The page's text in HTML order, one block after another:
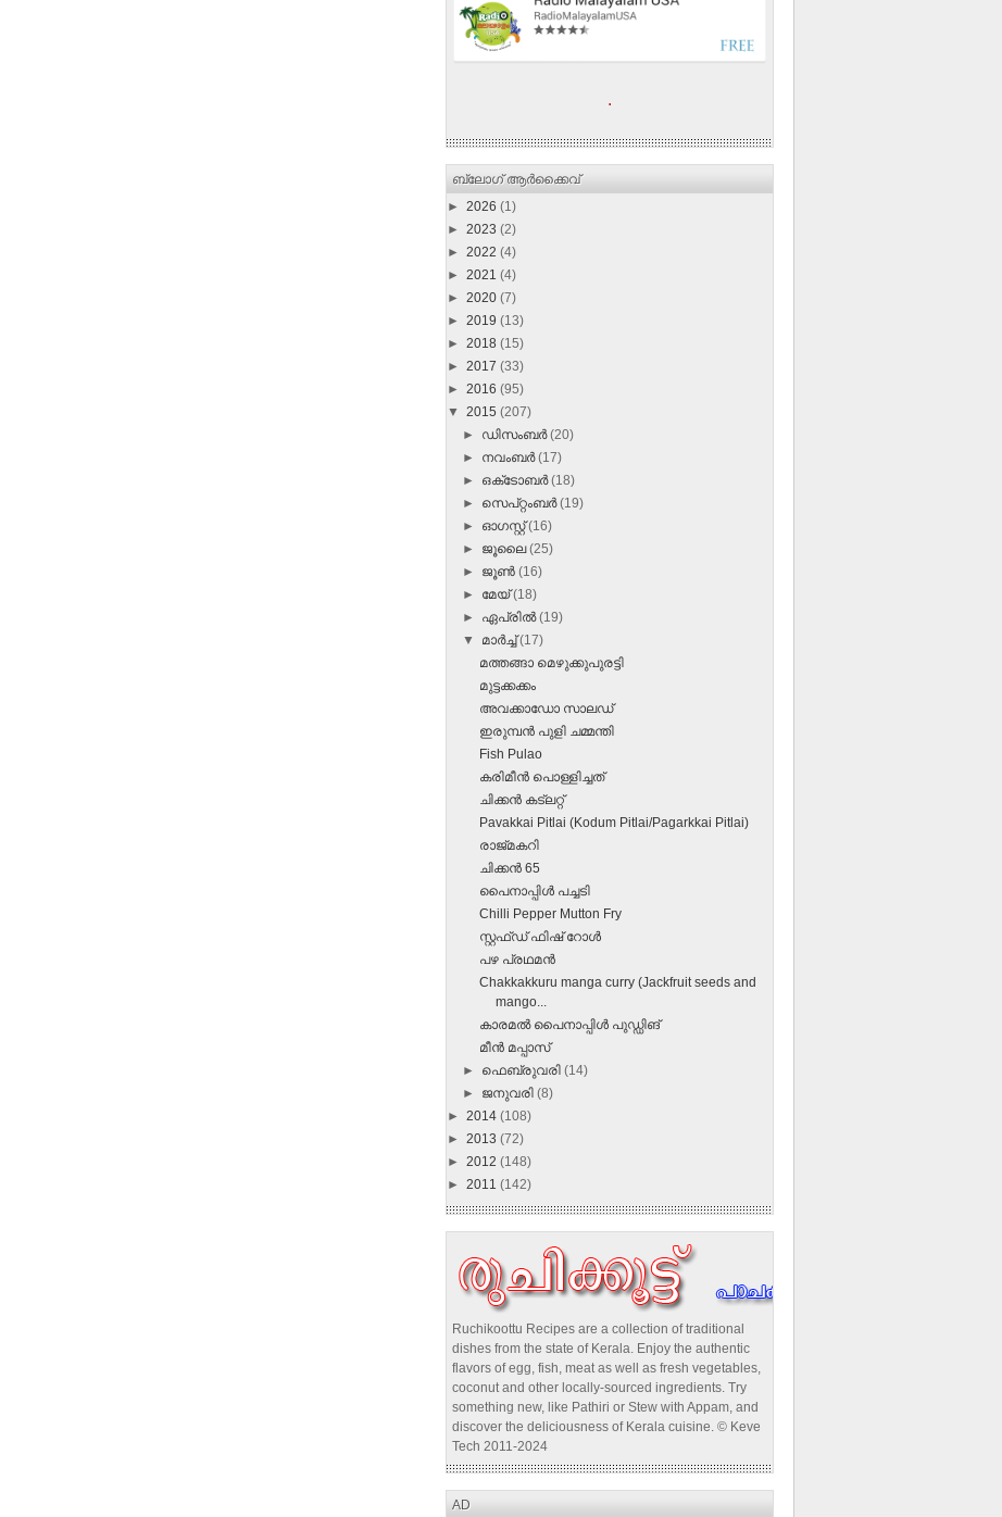
.
ബ്ലോഗ് ആര്‍ക്കൈവ്
► 2026 (1)
► 2023 (2)
► 2022 (4)
► 2021 (4)
► 2020 (7)
► 2019 (13)
► 2018 (15)
► 2017 (33)
► 2016 (95)
▼ 2015 (207)
► ഡിസംബർ(20)
► നവംബർ(17)
► ഒക്‌ടോബർ(18)
► സെപ്റ്റംബർ(19)
► ഓഗസ്റ്റ്(16)
► ജൂലൈ(25)
► ജൂൺ(16)
► മേയ്(18)
► ഏപ്രിൽ(19)
▼ മാർച്ച്(17)
മത്തങ്ങാ മെഴുക്കുപുരട്ടി
മുട്ടക്കക്കം
അവക്കാഡോ സാലഡ്
ഇരുമ്പന്‍ പുളി ചമ്മന്തി
Fish Pulao
കരിമീന്‍ പൊള്ളിച്ചത്
ചിക്കന്‍ കട്‍ലറ്റ്
Pavakkai Pitlai (Kodum Pitlai/Pagarkkai Pitlai)
രാജ്‌മകറി
ചിക്കന്‍ 65
പൈനാപ്പിള്‍ പച്ചടി
Chilli Pepper Mutton Fry
സ്റ്റഫ്ഡ് ഫിഷ് റോള്‍
പഴ പ്രഥമന്‍
Chakkakkuru manga curry (Jackfruit seeds and
mango...
കാരമല്‍ പൈനാപ്പിള്‍ പുഡ്ഡിങ്
മീന്‍ മപ്പാസ്
► ഫെബ്രുവരി(14)
► ജനുവരി(8)
► 2014 (108)
► 2013 (72)
► 2012 (148)
► 2011 (142)
Ruchikoottu Recipes are a collection of traditional
dishes from the state of Kerala. Enjoy the authentic
flavors of egg, fish, meat as well as fresh vegetables,
coconut and other locally-sourced ingredients. Try
something new, like Pathiri or Stew with Appam, and
discover the deliciousness of Kerala cuisine. © Keve
Tech 2011-2024
AD